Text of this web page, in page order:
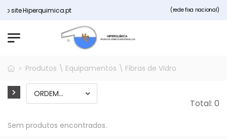
site Hiperquimica.pt (rede fixa nacional)
Produtos \ Equipamentos \ Fibras de Vidro
Total: 0
Sem produtos encontrados.